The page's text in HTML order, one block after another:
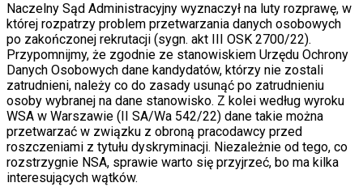
Naczelny Sąd Administracyjny wyznaczył na luty rozprawę, w
której rozpatrzy problem przetwarzania danych osobowych
po zakończonej rekrutacji (sygn. akt III OSK 2700/22).
Przypomnijmy, że zgodnie ze stanowiskiem Urzędu Ochrony
Danych Osobowych dane kandydatów, którzy nie zostali
zatrudnieni, należy co do zasady usunąć po zatrudnieniu
osoby wybranej na dane stanowisko. Z kolei według wyroku
WSA w Warszawie (II SA/Wa 542/22) dane takie można
przetwarzać w związku z obroną pracodawcy przed
roszczeniami z tytułu dyskryminacji. Niezależnie od tego, co
rozstrzygnie NSA, sprawie warto się przyjrzeć, bo ma kilka
interesujących wątków.